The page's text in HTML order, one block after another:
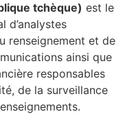
tchèque) est le
d’analystes
renseignement et de
ainsi que
responsables
de la surveillance